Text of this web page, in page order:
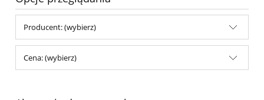
Producent: (wybierz)
Cena: (wybierz)